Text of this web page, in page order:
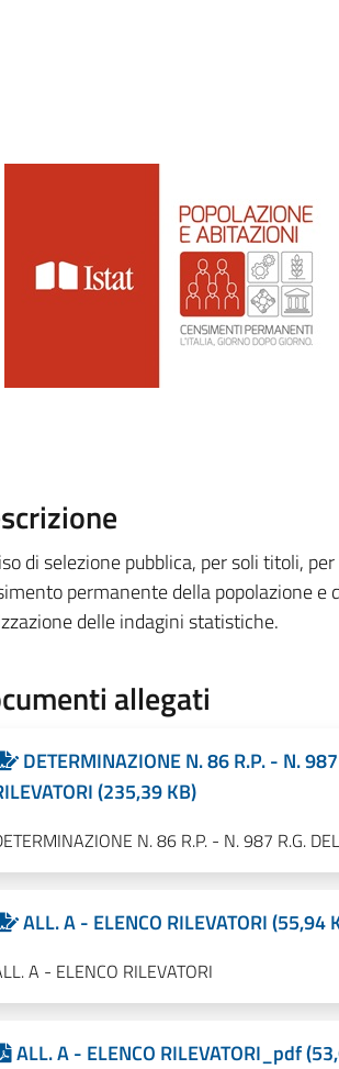
di selezione pubblica, per soli titoli,
permanente della popolazione
delle indagini statistiche.
allegati
DETERMINAZIONE N. 86 R.P. - N.
(235,39 KB)
N. 86 R.P. - N. 987 R.G.
ALL. A - ELENCO RILEVATORI (55,94
A - ELENCO RILEVATORI
ALL. A - ELENCO RILEVATORI_pdf